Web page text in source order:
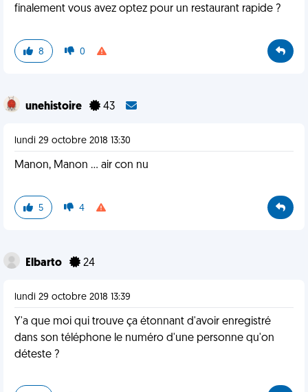
finalement vous avez optez pour un restaurant rapide ?
8 0
unehistoire 43
lundi 29 octobre 2018 13:30
Manon, Manon ... air con nu
5 4
Elbarto 24
lundi 29 octobre 2018 13:39
Y'a que moi qui trouve ça étonnant d'avoir enregistré
dans son téléphone le numéro d'une personne qu'on
déteste ?